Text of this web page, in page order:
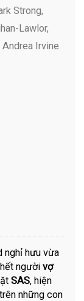
Strong,
Lawlor,
Andrea Irvine
nghỉ hưu vừa
ngườivợ
SAS, hiện
những con